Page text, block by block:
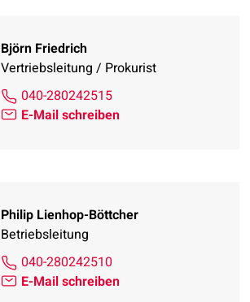
Björn Friedrich
Vertriebsleitung / Prokurist
040-280242515
E-Mail schreiben
Philip Lienhop-Böttcher
Betriebsleitung
040-280242510
E-Mail schreiben